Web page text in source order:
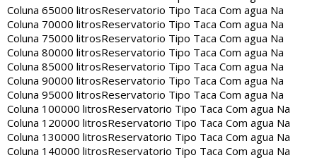
Coluna 65000 litrosReservatorio Tipo Taca Com agua Na
Coluna 70000 litrosReservatorio Tipo Taca Com agua Na
Coluna 75000 litrosReservatorio Tipo Taca Com agua Na
Coluna 80000 litrosReservatorio Tipo Taca Com agua Na
Coluna 85000 litrosReservatorio Tipo Taca Com agua Na
Coluna 90000 litrosReservatorio Tipo Taca Com agua Na
Coluna 95000 litrosReservatorio Tipo Taca Com agua Na
Coluna 100000 litrosReservatorio Tipo Taca Com agua Na
Coluna 120000 litrosReservatorio Tipo Taca Com agua Na
Coluna 130000 litrosReservatorio Tipo Taca Com agua Na
Coluna 140000 litrosReservatorio Tipo Taca Com agua Na